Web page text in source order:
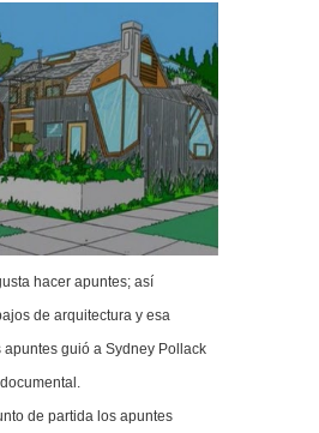
hacer apuntes; así
de arquitectura y esa
guió a Sydney Pollack
de partida los apuntes